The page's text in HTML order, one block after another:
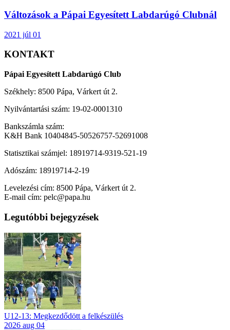
Változások a Pápai Egyesített Labdarúgó Clubnál
2021 júl 01
KONTAKT
Pápai Egyesített Labdarúgó Club
Székhely: 8500 Pápa, Várkert út 2.
Nyilvántartási szám: 19-02-0001310
Bankszámla szám:
K&H Bank 10404845-50526757-52691008
Statisztikai számjel: 18919714-9319-521-19
Adószám: 18919714-2-19
Levelezési cím: 8500 Pápa, Várkert út 2.
E-mail cím: pelc@papa.hu
Legutóbbi bejegyzések
U12-13: Megkezdődött a felkészülés
2026 aug 04